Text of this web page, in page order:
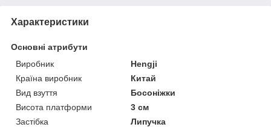
Характеристики
Основні атрибути
Виробник
Hengji
Країна виробник
Китай
Вид взуття
Босоніжки
Висота платформи
3 см
Застібка
Липучка